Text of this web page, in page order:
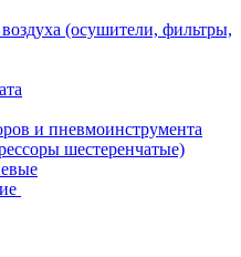
(осушители, фильтры,
и пневмоинструмента
шестеренчатые)